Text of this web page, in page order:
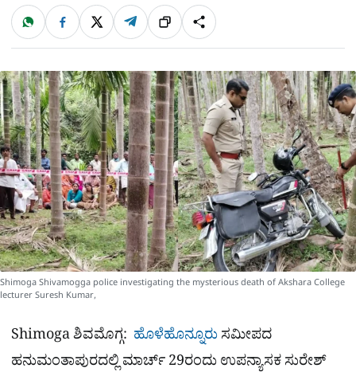
ಹಂಚಿಕೊಳ್ಳಿ
W
a
t
p
p
F
c
e
o
k
X T
l
e
a
m
ಲಿಂ
ಕ್
S
h
a
r
e
Shimoga Shivamogga police investigating the mysterious death of Akshara College
lecturer Suresh Kumar,
Shimoga ಶಿವಮೊಗ್ಗ: ಹೊಳೆಹೊನ್ನೂರು ಸಮೀಪದ
ಹನುಮಂತಾಪುರದಲ್ಲಿ ಮಾರ್ಚ್ 29ರಂದು ಉಪನ್ಯಾಸಕ ಸುರೇಶ್